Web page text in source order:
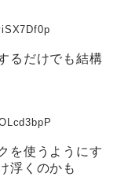
るだけでも結構
を使うようにす
浮くのかも